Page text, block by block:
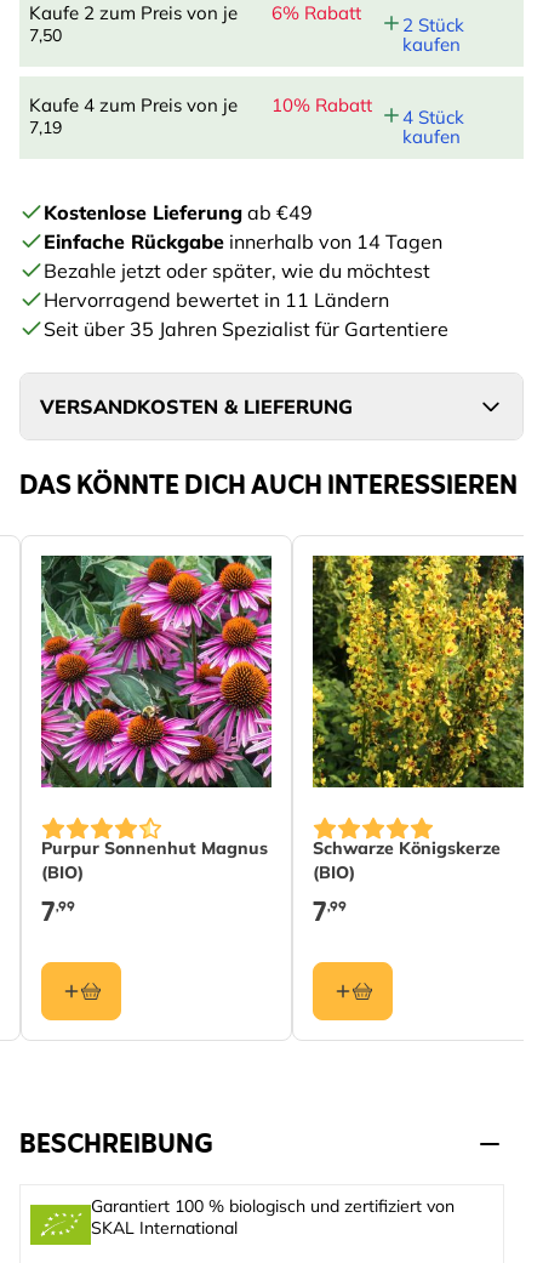
EINTRAGEN
Kaufe 2 zum Preis von je
7,50
6% Rabatt
2 Stück
kaufen
Kaufe 4 zum Preis von je
7,19
10% Rabatt
4 Stück
kaufen
Kostenlose Lieferung ab €49
Einfache Rückgabe innerhalb von 14 Tagen
Bezahle jetzt oder später, wie du möchtest
Hervorragend bewertet in 11 Ländern
Seit über 35 Jahren Spezialist für Gartentiere
VERSANDKOSTEN & LIEFERUNG
DAS KÖNNTE DICH AUCH INTERESSIEREN
Purpur Sonnenhut Magnus
(BIO)
7,99
Schwarze Königskerze
(BIO)
7,99
BESCHREIBUNG
Garantiert 100 % biologisch und zertifiziert von
SKAL International